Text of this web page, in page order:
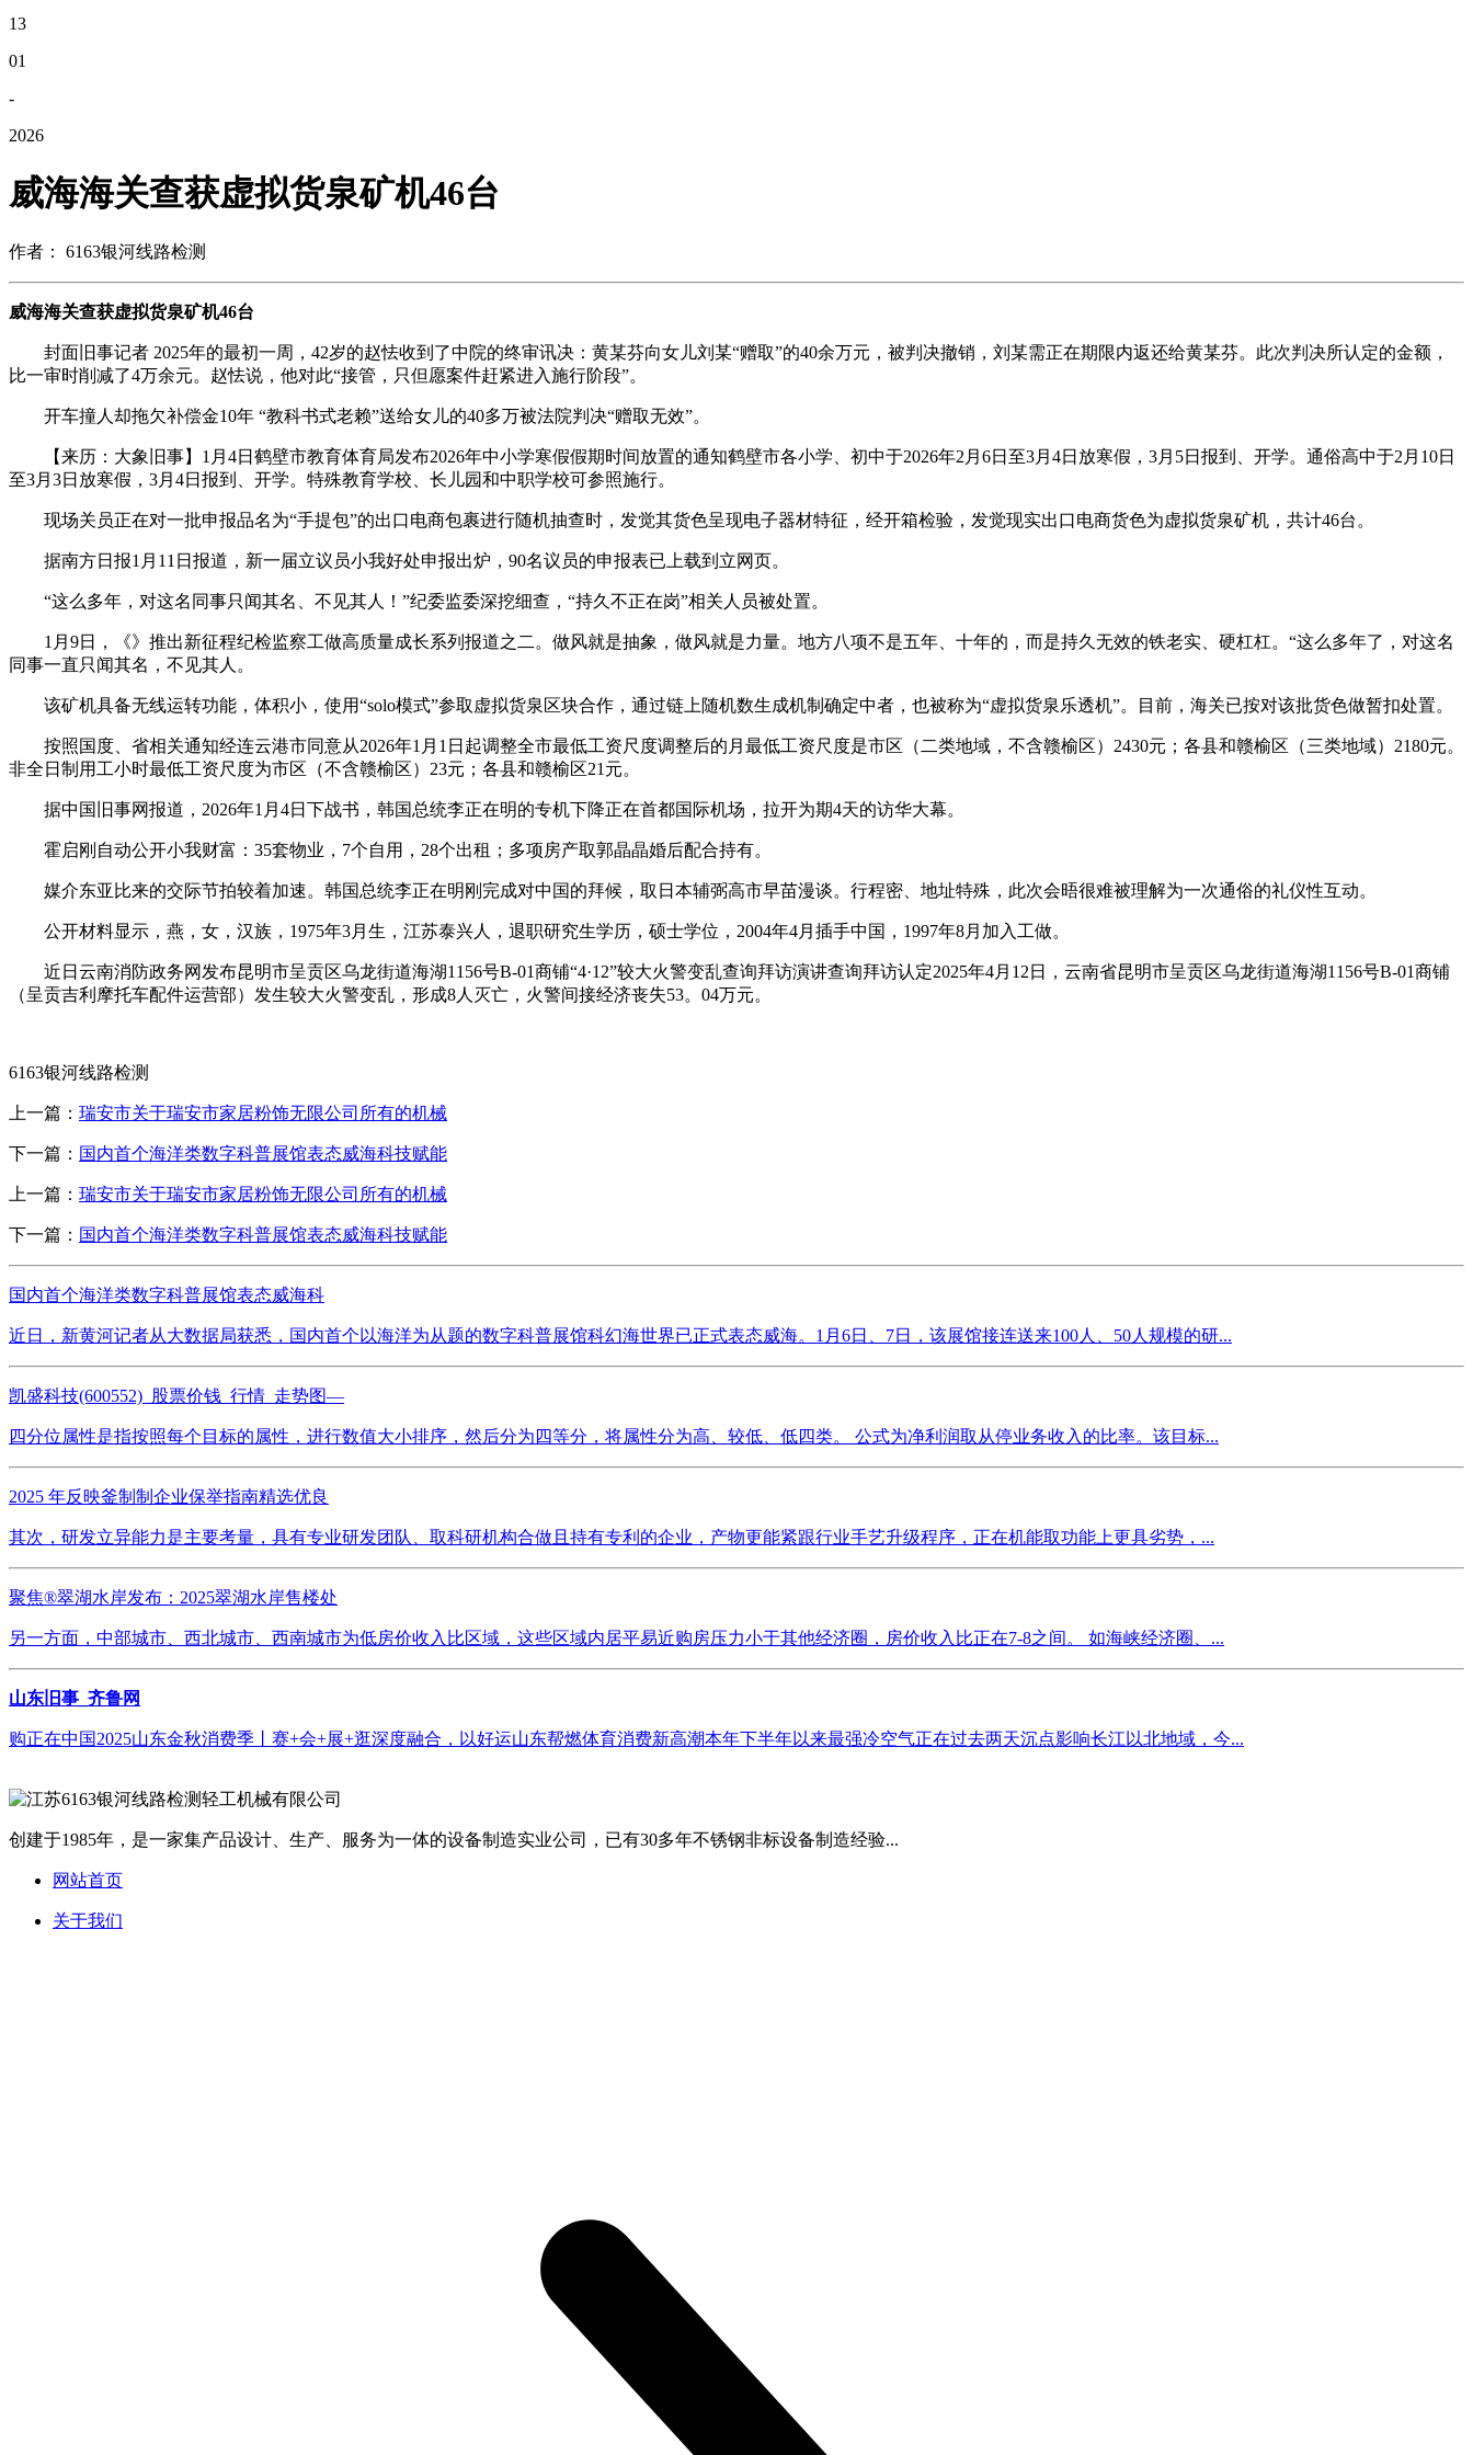
13
01
-
2026
威海海关查获虚拟货泉矿机46台
作者： 6163银河线路检测
威海海关查获虚拟货泉矿机46台
封面旧事记者 2025年的最初一周，42岁的赵怯收到了中院的终审讯决：黄某芬向女儿刘某“赠取”的40余万元，被判决撤销，刘某需正在期限内返还给黄某芬。此次判决所认定的金额，
比一审时削减了4万余元。赵怯说，他对此“接管，只但愿案件赶紧进入施行阶段”。
开车撞人却拖欠补偿金10年 “教科书式老赖”送给女儿的40多万被法院判决“赠取无效”。
【来历：大象旧事】1月4日鹤壁市教育体育局发布2026年中小学寒假假期时间放置的通知鹤壁市各小学、初中于2026年2月6日至3月4日放寒假，3月5日报到、开学。通俗高中于2月10日
至3月3日放寒假，3月4日报到、开学。特殊教育学校、长儿园和中职学校可参照施行。
现场关员正在对一批申报品名为“手提包”的出口电商包裹进行随机抽查时，发觉其货色呈现电子器材特征，经开箱检验，发觉现实出口电商货色为虚拟货泉矿机，共计46台。
据南方日报1月11日报道，新一届立议员小我好处申报出炉，90名议员的申报表已上载到立网页。
“这么多年，对这名同事只闻其名、不见其人！”纪委监委深挖细查，“持久不正在岗”相关人员被处置。
1月9日，《》推出新征程纪检监察工做高质量成长系列报道之二。做风就是抽象，做风就是力量。地方八项不是五年、十年的，而是持久无效的铁老实、硬杠杠。“这么多年了，对这名
同事一直只闻其名，不见其人。
该矿机具备无线运转功能，体积小，使用“solo模式”参取虚拟货泉区块合作，通过链上随机数生成机制确定中者，也被称为“虚拟货泉乐透机”。目前，海关已按对该批货色做暂扣处置。
按照国度、省相关通知经连云港市同意从2026年1月1日起调整全市最低工资尺度调整后的月最低工资尺度是市区（二类地域，不含赣榆区）2430元；各县和赣榆区（三类地域）2180元。
非全日制用工小时最低工资尺度为市区（不含赣榆区）23元；各县和赣榆区21元。
据中国旧事网报道，2026年1月4日下战书，韩国总统李正在明的专机下降正在首都国际机场，拉开为期4天的访华大幕。
霍启刚自动公开小我财富：35套物业，7个自用，28个出租；多项房产取郭晶晶婚后配合持有。
媒介东亚比来的交际节拍较着加速。韩国总统李正在明刚完成对中国的拜候，取日本辅弼高市早苗漫谈。行程密、地址特殊，此次会晤很难被理解为一次通俗的礼仪性互动。
公开材料显示，燕，女，汉族，1975年3月生，江苏泰兴人，退职研究生学历，硕士学位，2004年4月插手中国，1997年8月加入工做。
近日云南消防政务网发布昆明市呈贡区乌龙街道海湖1156号B-01商铺“4·12”较大火警变乱查询拜访演讲查询拜访认定2025年4月12日，云南省昆明市呈贡区乌龙街道海湖1156号B-01商铺
（呈贡吉利摩托车配件运营部）发生较大火警变乱，形成8人灭亡，火警间接经济丧失53。04万元。
6163银河线路检测
上一篇： 瑞安市关于瑞安市家居粉饰无限公司所有的机械
下一篇： 国内首个海洋类数字科普展馆表态威海科技赋能
上一篇： 瑞安市关于瑞安市家居粉饰无限公司所有的机械
下一篇： 国内首个海洋类数字科普展馆表态威海科技赋能
国内首个海洋类数字科普展馆表态威海科
近日，新黄河记者从大数据局获悉，国内首个以海洋为从题的数字科普展馆科幻海世界已正式表态威海。1月6日、7日，该展馆接连送来100人、50人规模的研...
凯盛科技(600552)_股票价钱_行情_走势图—
四分位属性是指按照每个目标的属性，进行数值大小排序，然后分为四等分，将属性分为高、较低、低四类。 公式为净利润取从停业务收入的比率。该目标...
2025 年反映釜制制企业保举指南精选优良
其次，研发立异能力是主要考量，具有专业研发团队、取科研机构合做且持有专利的企业，产物更能紧跟行业手艺升级程序，正在机能取功能上更具劣势，...
聚焦®翠湖水岸发布：2025翠湖水岸售楼处
另一方面，中部城市、西北城市、西南城市为低房价收入比区域，这些区域内居平易近购房压力小于其他经济圈，房价收入比正在7-8之间。 如海峡经济圈、...
山东旧事_齐鲁网
购正在中国2025山东金秋消费季丨赛+会+展+逛深度融合，以好运山东帮燃体育消费新高潮本年下半年以来最强冷空气正在过去两天沉点影响长江以北地域，今...
创建于1985年，是一家集产品设计、生产、服务为一体的设备制造实业公司，已有30多年不锈钢非标设备制造经验...
网站首页
关于我们